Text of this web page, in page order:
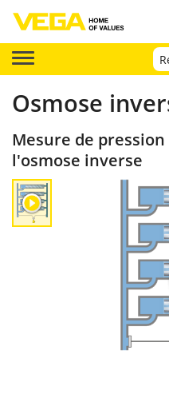
Osmose
Mesure de
l'osmose inverse